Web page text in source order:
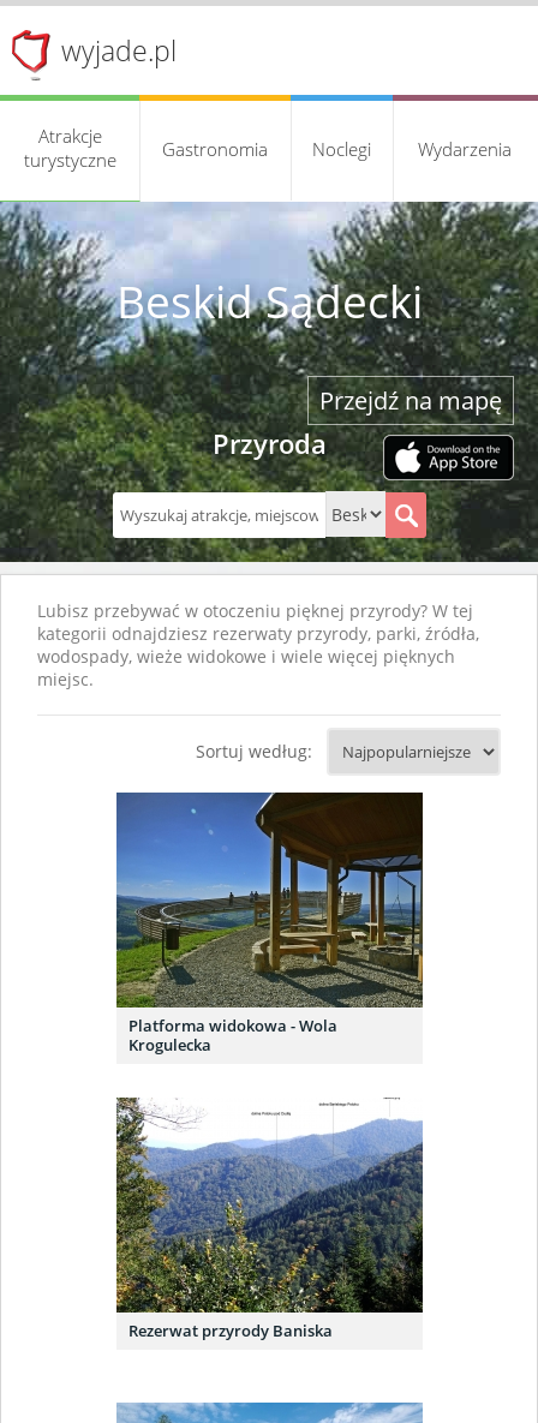
wyjade.pl
Atrakcje
turystyczne
Gastronomia Noclegi Wydarzenia
Beskid Sądecki
Przyroda
Przejdź na mapę
Lubisz przebywać w otoczeniu pięknej przyrody? W tej
kategorii odnajdziesz rezerwaty przyrody, parki, źródła,
wodospady, wieże widokowe i wiele więcej pięknych
miejsc.
Sortuj według:
Platforma widokowa - Wola
Krogulecka
Rezerwat przyrody Baniska